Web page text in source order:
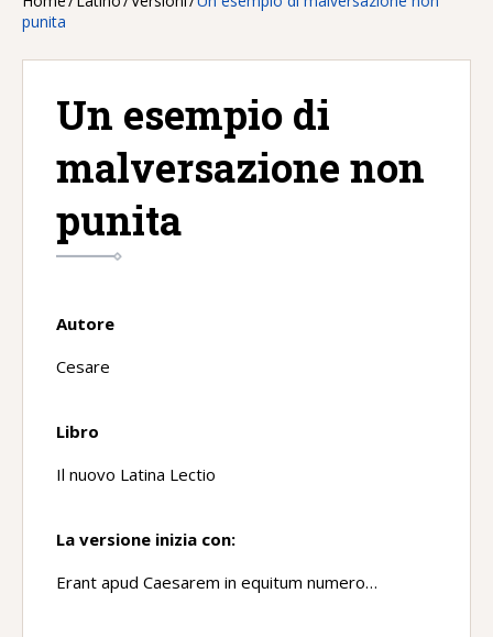
punita
Un esempio di
malversazione non
punita
Autore
Cesare
Libro
Il nuovo Latina Lectio
La versione inizia con:
Erant apud Caesarem in equitum numero…